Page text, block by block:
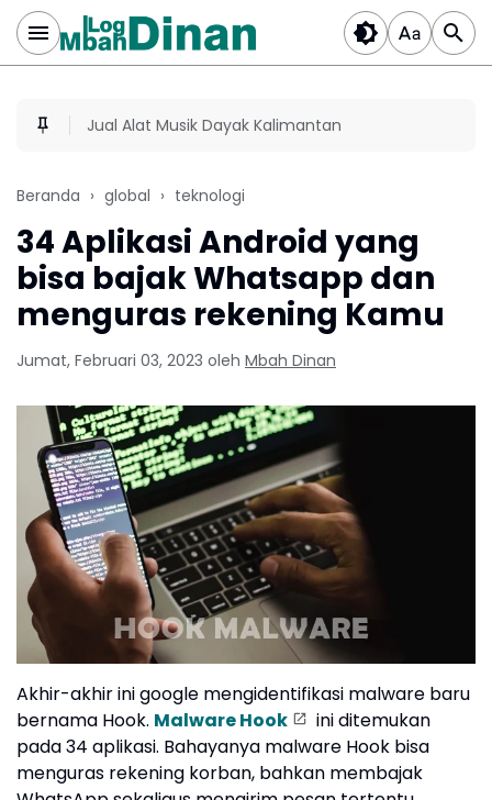
Jual Alat Musik Dayak Kalimantan
Beranda global teknologi
34 Aplikasi Android yang
bisa bajak Whatsapp dan
menguras rekening Kamu
Jumat, Februari 03, 2023 oleh Mbah Dinan
Akhir-akhir ini google mengidentifikasi malware baru
bernama Hook. Malware Hook
ini ditemukan
pada 34 aplikasi. Bahayanya malware Hook bisa
menguras rekening korban, bahkan membajak